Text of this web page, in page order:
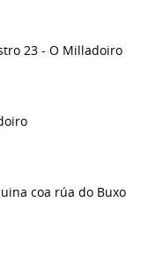
23 - O Milladoiro
coa rúa do Buxo